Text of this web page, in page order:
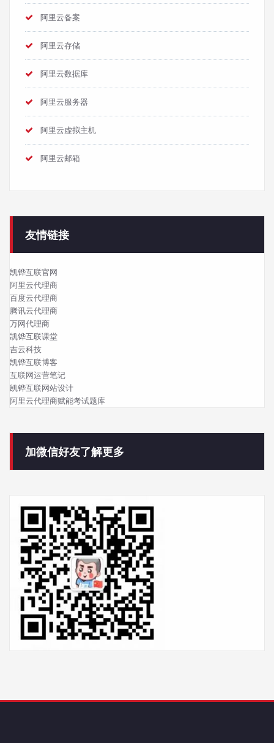
阿里云备案
阿里云存储
阿里云数据库
阿里云服务器
阿里云虚拟主机
阿里云邮箱
友情链接
凯铧互联官网
阿里云代理商
百度云代理商
腾讯云代理商
万网代理商
凯铧互联课堂
吉云科技
凯铧互联博客
互联网运营笔记
凯铧互联网站设计
阿里云代理商赋能考试题库
加微信好友了解更多